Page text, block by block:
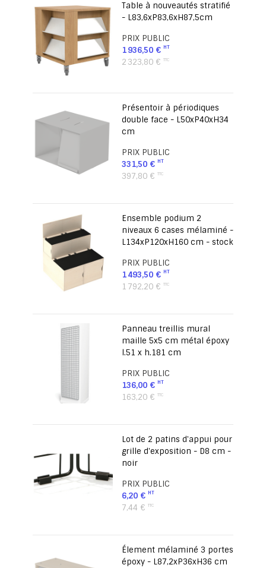
Table à nouveautés stratifié
- L83,6xP83,6xH87,5cm
PRIX PUBLIC
1 936,50 €
2 323,80 €
Présentoir à périodiques
double face - L50xP40xH34
cm
PRIX PUBLIC
331,50 €
397,80 €
Ensemble podium 2
niveaux 6 cases mélaminé -
L134xP120xH160 cm - stock
PRIX PUBLIC
1 493,50 €
1 792,20 €
Panneau treillis mural
maille 5x5 cm métal époxy
l.51 x h.181 cm
PRIX PUBLIC
136,00 €
163,20 €
Lot de 2 patins d'appui pour
grille d'exposition - D8 cm -
noir
PRIX PUBLIC
6,20 €
7,44 €
Élement mélaminé 3 portes
époxy - L87,2xP36xH36 cm